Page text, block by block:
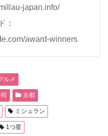
japan.info/
：
award-winners
ルメ
京都
ミシュラン
1つ星